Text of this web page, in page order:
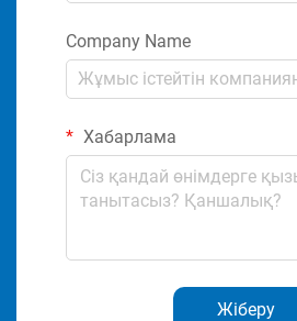
Company Name
Хабарлама
Жіберу